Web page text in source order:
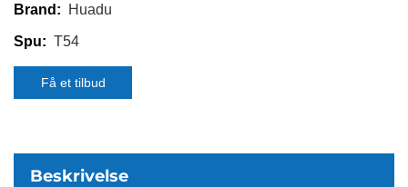
Brand: Huadu
Spu: T54
Få et tilbud
Beskrivelse